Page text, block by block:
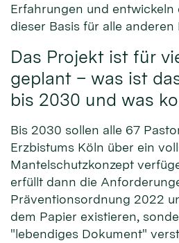
Erfahrungen und
dieser Basis für alle anderen
Das Projekt ist für
geplant – was ist
bis 2030 und was
Bis 2030 sollen alle 67
Erzbistums Köln über ein
Mantelschutzkonzept
erfüllt dann die
Präventionsordnung 2022
dem Papier existieren,
"lebendiges Dokument"